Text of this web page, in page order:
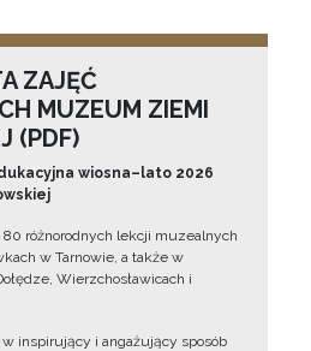
ZAJĘĆ
MUZEUM ZIEMI
(PDF)
wiosna–lato 2026
różnorodnych lekcji muzealnych
w Tarnowie, a także w
Wierzchosławicach i
w inspirujący i angażujący sposób